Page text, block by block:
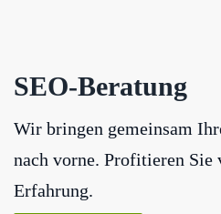
SEO-Beratung
Wir bringen gemeinsam
nach vorne. Profitieren Sie
Erfahrung.